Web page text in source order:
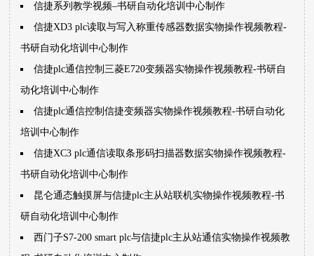
信捷系列教学视频–书研自动化培训中心制作
信捷XD3 plc读取与写入称重传感器数据实物操作视频教程-
书研自动化培训中心制作
信捷plc通信控制三菱E720变频器实物操作视频教程-书研自
动化培训中心制作
信捷plc通信控制信捷变频器实物操作视频教程-书研自动化
培训中心制作
信捷XC3 plc通信读取条形码扫描器数据实物操作视频教程-
书研自动化培训中心制作
昆仑通态触摸屏与信捷plc主从站联机实物操作视频教程-书
研自动化培训中心制作
西门子S7-200 smart plc与信捷plc主从站通信实物操作视频教